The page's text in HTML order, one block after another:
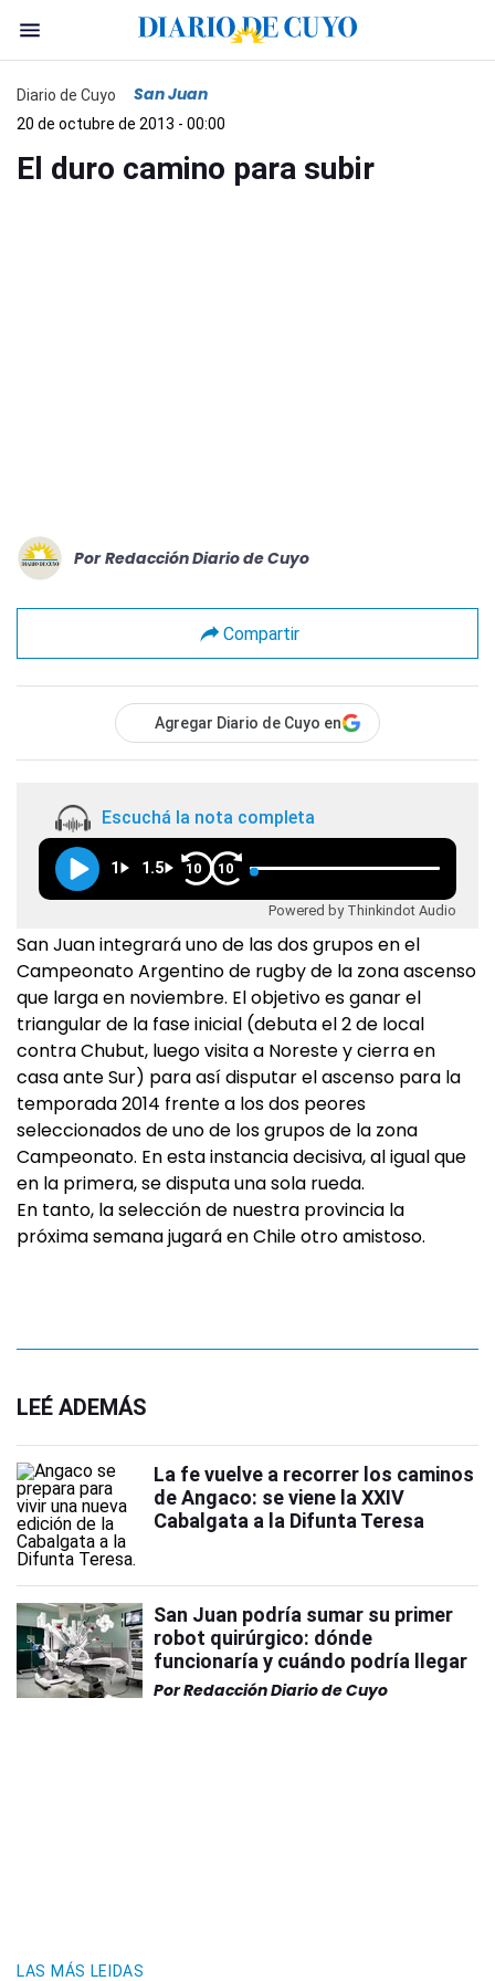
Diario de Cuyo San Juan
20 de octubre de 2013 - 00:00
El duro camino para subir
Por Redacción Diario de Cuyo
Compartir
Agregar Diario de Cuyo en
Escuchá la nota completa
1 1.5 10 10
Powered by Thinkindot Audio
San Juan integrará uno de las dos grupos en el
Campeonato Argentino de rugby de la zona ascenso
que larga en noviembre. El objetivo es ganar el
triangular de la fase inicial (debuta el 2 de local
contra Chubut, luego visita a Noreste y cierra en
casa ante Sur) para así disputar el ascenso para la
temporada 2014 frente a los dos peores
seleccionados de uno de los grupos de la zona
Campeonato. En esta instancia decisiva, al igual que
en la primera, se disputa una sola rueda.
En tanto, la selección de nuestra provincia la
próxima semana jugará en Chile otro amistoso.
LEÉ ADEMÁS
La fe vuelve a recorrer los caminos
de Angaco: se viene la XXIV
Cabalgata a la Difunta Teresa
San Juan podría sumar su primer
robot quirúrgico: dónde
funcionaría y cuándo podría llegar
PorRedacción Diario de Cuyo
LAS MÁS LEIDAS